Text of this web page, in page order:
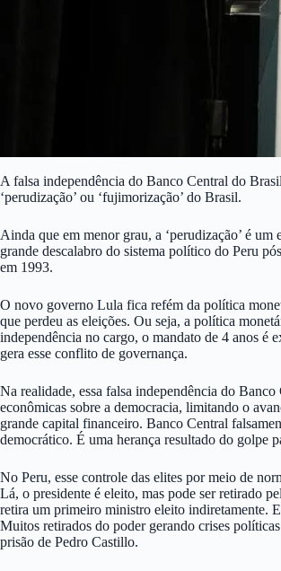
A falsa independência do Banco Central do
‘perudização’ ou ‘fujimorização’ do Brasil.
Ainda que em menor grau, a ‘perudização’ é
grande descalabro do sistema político do Peru
em 1993.
O novo governo Lula fica refém da política
que perdeu as eleições. Ou seja, a política
independência no cargo, o mandato de 4 anos é
gera esse conflito de governança.
Na realidade, essa falsa independência do
econômicas sobre a democracia, limitando o
grande capital financeiro. Banco Central
democrático. É uma herança resultado do golpe
No Peru, esse controle das elites por meio de
Lá, o presidente é eleito, mas pode ser retirado
retira um primeiro ministro eleito indiretamente.
Muitos retirados do poder gerando crises
prisão de Pedro Castillo.